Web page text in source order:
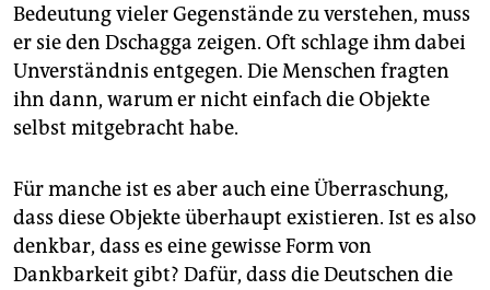
Bedeutung vieler Gegenstände zu verstehen, muss
er sie den Dschagga zeigen. Oft schlage ihm dabei
Unverständnis entgegen. Die Menschen fragten
ihn dann, warum er nicht einfach die Objekte
selbst mitgebracht habe.
Für manche ist es aber auch eine Über­raschung,
dass diese Objekte überhaupt existieren. Ist es also
denkbar, dass es eine gewisse Form von
Dankbarkeit gibt? Dafür, dass die Deutschen die